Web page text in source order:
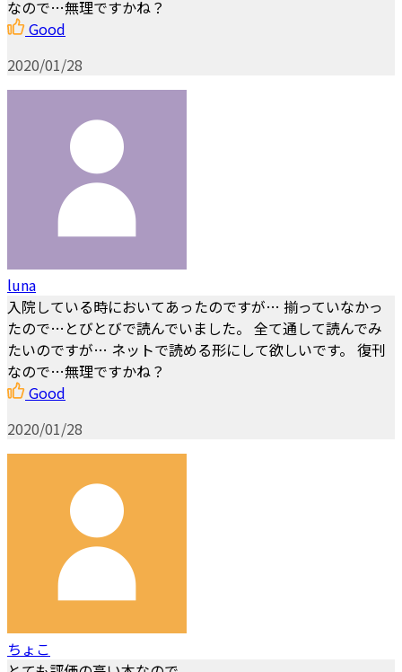
なので…無理ですかね？
Good
2020/01/28
luna
入院している時においてあったのですが… 揃っていなかっ
たので…とびとびで読んでいました。 全て通して読んでみ
たいのですが… ネットで読める形にして欲しいです。 復刊
なので…無理ですかね？
Good
2020/01/28
ちょこ